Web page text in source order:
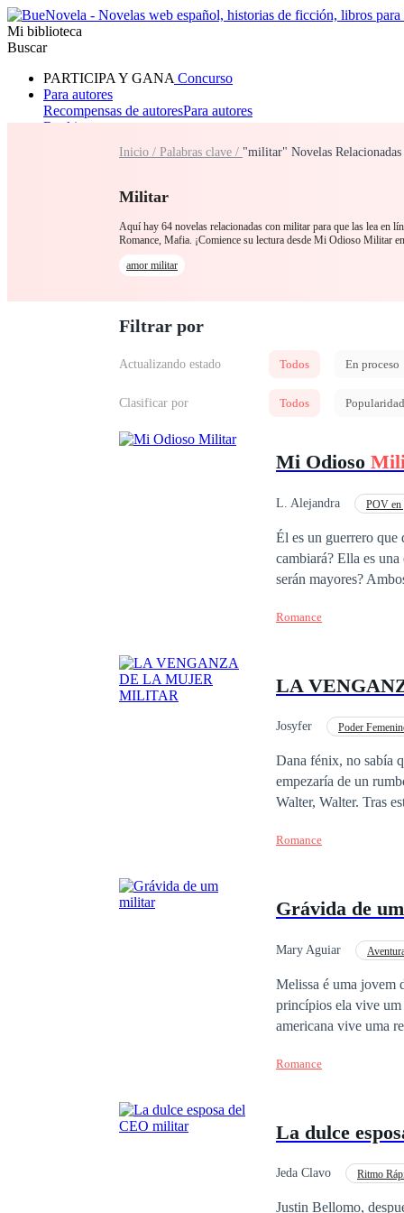
Mi biblioteca
Buscar
PARTICIPA Y GANA Concurso
Para autores
Recompensas de autoresPara autores
Ranking
RomanceHombre lobo
Inicio / Palabras clave / "militar" Novelas Relacionadas
Militar
Aquí hay 64 novelas relacionadas con militar para que las lea en
Romance, Mafia. ¡Comience su lectura desde Mi Odioso Militar
amor militar
Filtrar por
Actualizando estado Todos En proceso
Clasificar por Todos Popularidad
Mi Odioso
L. Alejandra POV en
Él es un guerrero que
cambiará? Ella es
serán mayores?
sucederá cuando
Romance
LA
Josyfer Poder
Dana fénix, no sabía
empezaría de un
Walter, Walter. Tras
como si fuera una misión más en su vida. Una novela
Romance
Grávida de um
Mary Aguiar
Melissa é uma jovem
princípios ela vive um romance
americana vive uma
Romance
La dulce
Jeda Clavo Ritmo
Justin Bellomo,